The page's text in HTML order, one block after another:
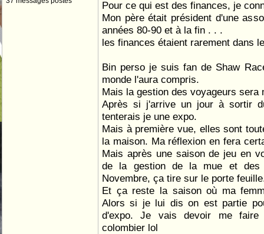
Pour ce qui est des finances, je
Mon père était président d'une
années 80-90 et à la fin . . .
les finances étaient rarement dans
Bin perso je suis fan de Shaw
monde l'aura compris.
Mais la gestion des voyageurs sera
Après si j'arrive un jour à sortir
tenterais je une expo.
Mais à première vue, elles sont
la maison. Ma réflexion en fera
Mais après une saison de jeu en
de la gestion de la mue et des
Novembre, ça tire sur le porte
Et ça reste la saison où ma
Alors si je lui dis on est partie
d'expo. Je vais devoir me faire
colombier lol